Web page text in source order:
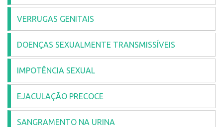
VERRUGAS GENITAIS
DOENÇAS SEXUALMENTE TRANSMISSÍVEIS
IMPOTÊNCIA SEXUAL
EJACULAÇÃO PRECOCE
SANGRAMENTO NA URINA